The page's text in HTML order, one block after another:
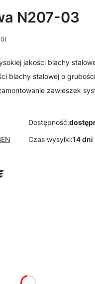
N207-03
jakości blachy
blachy stalowej o
zawieszek
Dostępność:
Czas wysyłki:14 dni